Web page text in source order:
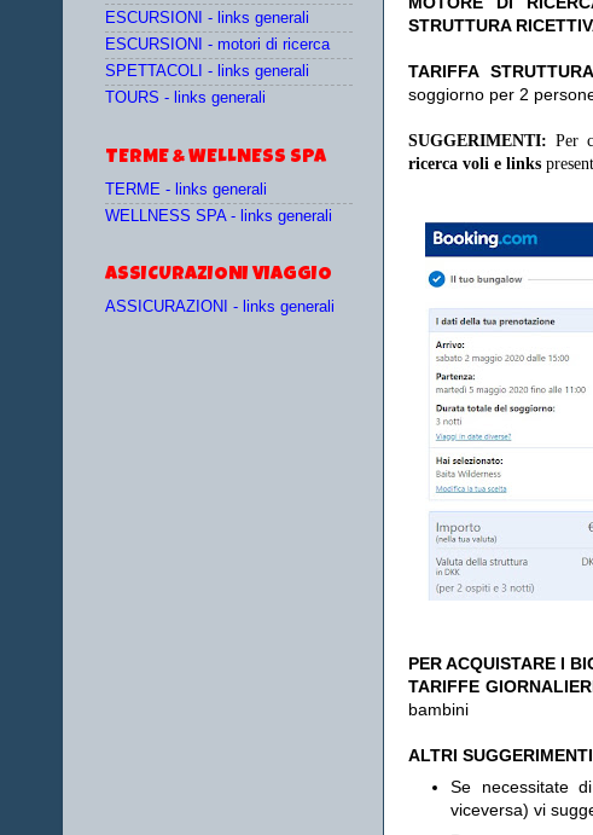
STRUTTURA
TARIFFA
soggiorno per 2
SUGGERIMENTI: Per
ricerca voli e links
PER ACQUISTARE I
TARIFFE
bambini
ALTRI
Se necessitate
viceversa) vi
ESCURSIONI - links generali
ESCURSIONI - motori di ricerca
SPETTACOLI - links generali
TOURS - links generali
TERME & WELLNESS SPA
TERME - links generali
WELLNESS SPA - links generali
ASSICURAZIONI VIAGGIO
ASSICURAZIONI - links generali